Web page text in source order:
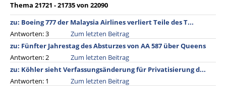
Thema 21721 - 21735 von 22090
zu: Boeing 777 der Malaysia Airlines verliert Teile des T...
Antworten: 3
Zum letzten Beitrag
zu: Fünfter Jahrestag des Absturzes von AA 587 über Queens
Antworten: 2
Zum letzten Beitrag
zu: Köhler sieht Verfassungsänderung für Privatisierung d...
Antworten: 1
Zum letzten Beitrag